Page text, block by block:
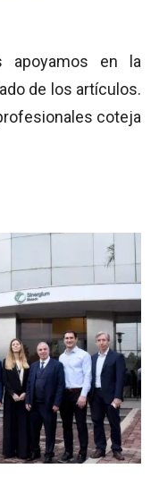
apoyamos en la
de los artículos.
coteja